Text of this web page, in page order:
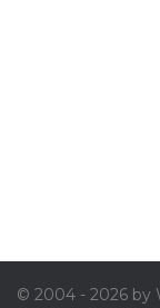
© 2004 - 2026 by